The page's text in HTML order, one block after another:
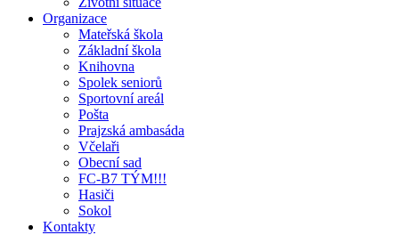
Organizace
Mateřská škola
Základní škola
Knihovna
Spolek seniorů
Sportovní areál
Pošta
Prajzská ambasáda
Včelaři
Obecní sad
FC-B7 TÝM!!!
Hasiči
Sokol
Kontakty